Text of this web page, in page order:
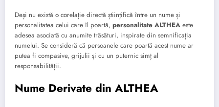
Deși nu există o corelație directă științifică între un nume și
personalitatea celui care îl poartă, personalitate ALTHEA este
adesea asociată cu anumite trăsături, inspirate din semnificația
numelui. Se consideră că persoanele care poartă acest nume ar
putea fi compasive, grijulii și cu un puternic simț al
responsabilității.
Nume Derivate din ALTHEA